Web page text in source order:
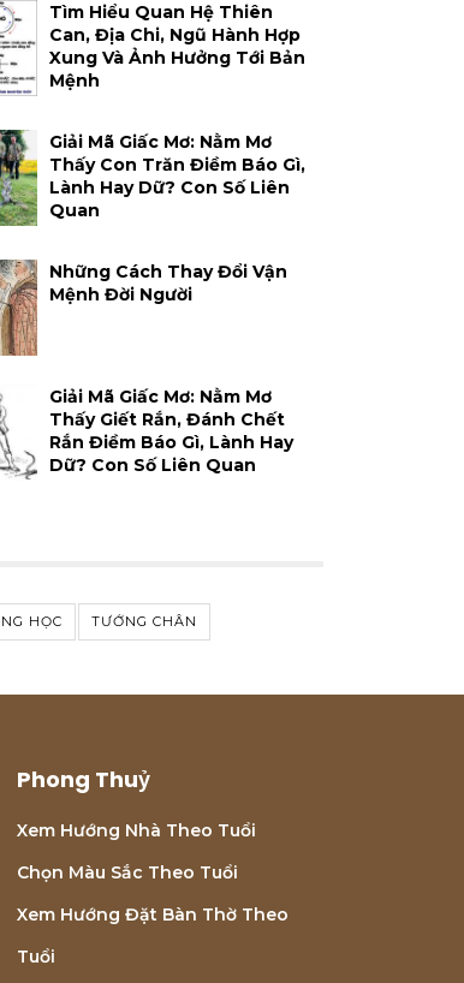
Tìm Hiểu Quan Hệ Thiên
Can, Địa Chi, Ngũ Hành Hợp
Xung Và Ảnh Hưởng Tới Bản
Mệnh
Giải Mã Giấc Mơ: Nằm Mơ
Thấy Con Trăn Điềm Báo Gì,
Lành Hay Dữ? Con Số Liên
Quan
Những Cách Thay Đổi Vận
Mệnh Đời Người
Giải Mã Giấc Mơ: Nằm Mơ
Thấy Giết Rắn, Đánh Chết
Rắn Điềm Báo Gì, Lành Hay
Dữ? Con Số Liên Quan
HỌC TƯỚNG CHÂN
Phong Thuỷ
Xem Hướng Nhà Theo Tuổi
Chọn Màu Sắc Theo Tuổi
Xem Hướng Đặt Bàn Thờ Theo
Tuổi